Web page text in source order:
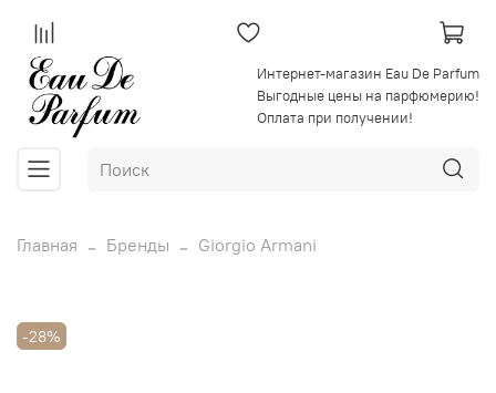
Интернет-магазин Eau De Parfum
Выгодные цены на парфюмерию!
Оплата при получении!
Главная Бренды Giorgio Armani
-28%